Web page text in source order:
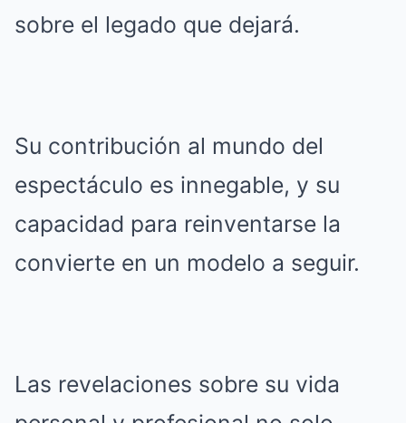
sobre el legado que dejará.
Su contribución al mundo del
espectáculo es innegable, y su
capacidad para reinventarse la
convierte en un modelo a seguir.
Las revelaciones sobre su vida